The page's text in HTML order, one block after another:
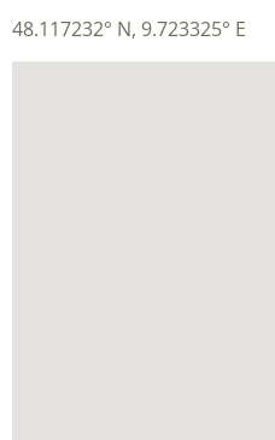
48.117232° N, 9.723325° E